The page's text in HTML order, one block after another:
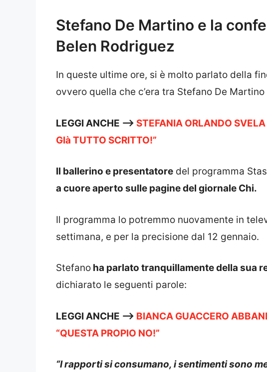
Stefano De Martino e la
Belen Rodriguez
In queste ultime ore, si è molto parlato della
ovvero quella che c’era tra Stefano De
LEGGI ANCHE —-> STEFANIA ORLANDO
GIà TUTTO SCRITTO!”
Il ballerino e presentatore del programma
a cuore aperto sulle pagine del giornale Chi.
Il programma lo potremmo nuovamente in
settimana, e per la precisione dal 12 gennaio.
Stefano ha parlato tranquillamente della sua
dichiarato le seguenti parole:
LEGGI ANCHE —-> BIANCA GUACCERO
“QUESTA PROPIO NO!”
“I rapporti si consumano, i sentimenti sono